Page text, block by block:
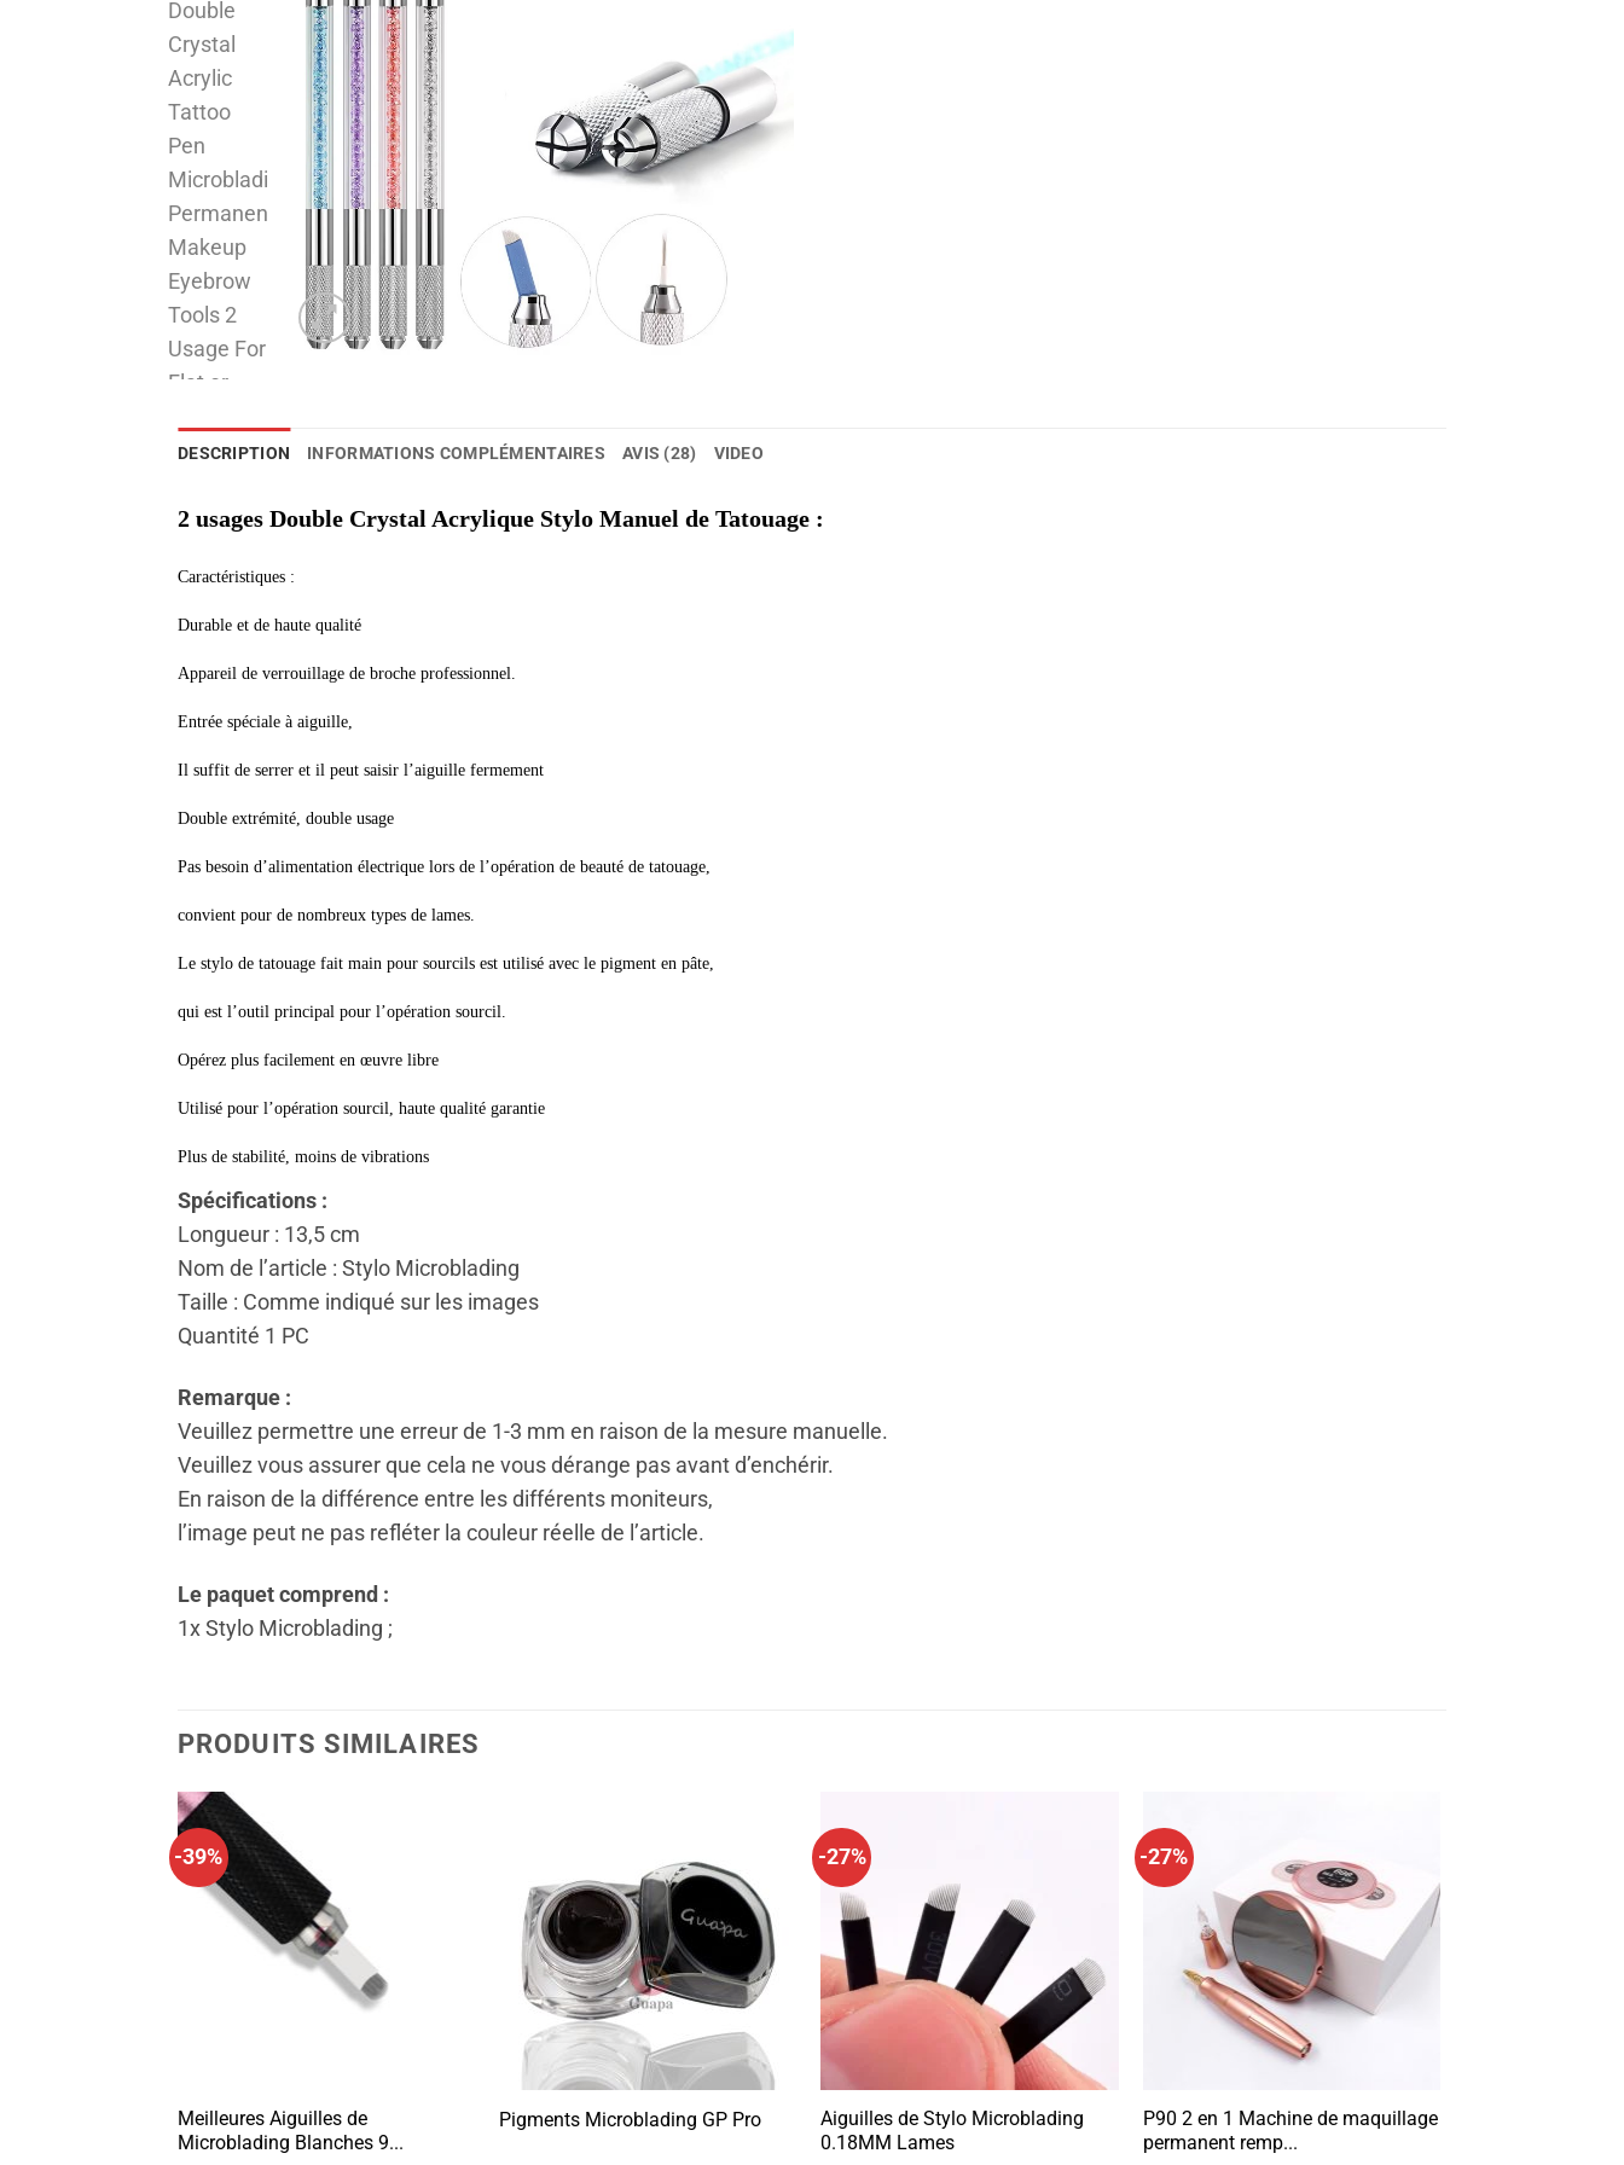
DESCRIPTION INFORMATIONS COMPLÉMENTAIRES AVIS (28) VIDEO
2 usages Double Crystal Acrylique Stylo Manuel de Tatouage :
Caractéristiques :
Durable et de haute qualité
Appareil de verrouillage de broche professionnel.
Entrée spéciale à aiguille,
Il suffit de serrer et il peut saisir l’aiguille fermement
Double extrémité, double usage
Pas besoin d’alimentation électrique lors de l’opération de beauté de tatouage,
convient pour de nombreux types de lames.
Le stylo de tatouage fait main pour sourcils est utilisé avec le pigment en pâte,
qui est l’outil principal pour l’opération sourcil.
Opérez plus facilement en œuvre libre
Utilisé pour l’opération sourcil, haute qualité garantie
Plus de stabilité, moins de vibrations
Spécifications :
Longueur : 13,5 cm
Nom de l’article : Stylo Microblading
Taille : Comme indiqué sur les images
Quantité 1 PC
Remarque :
Veuillez permettre une erreur de 1-3 mm en raison de la mesure manuelle.
Veuillez vous assurer que cela ne vous dérange pas avant d’enchérir.
En raison de la différence entre les différents moniteurs,
l’image peut ne pas refléter la couleur réelle de l’article.
Le paquet comprend :
1x Stylo Microblading ;
PRODUITS SIMILAIRES
-39%
Meilleures Aiguilles de
Microblading Blanches 9...
Pigments Microblading GP Pro
-27%
Aiguilles de Stylo Microblading
0.18MM Lames
-27%
P90 2 en 1 Machine de maquillage
permanent remp...